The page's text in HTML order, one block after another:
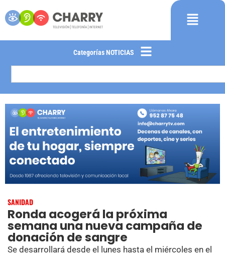
Categorías NOTICIAS
SANIDAD
Ronda acogerá la próxima
semana una nueva campaña de
donación de sangre
Se desarrollará desde el lunes hasta el miércoles en el